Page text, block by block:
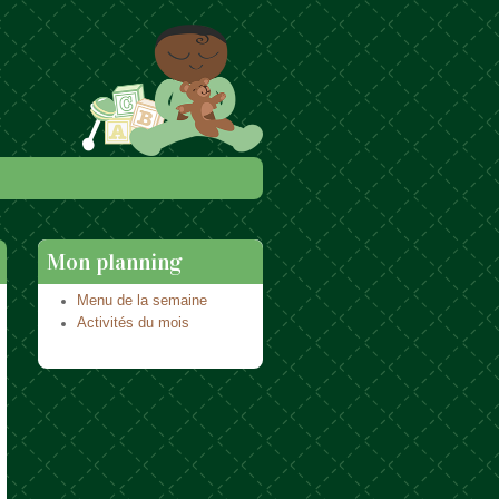
Mon planning
Menu de la semaine
Activités du mois